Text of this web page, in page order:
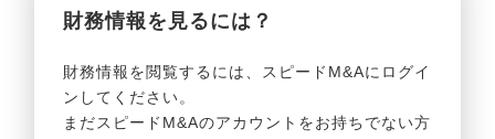
財務情報を見るには？
財務情報を閲覧するには、スピードM&Aにログイ
ンしてください。
まだスピードM&Aのアカウントをお持ちでない方
貸借対照表（B/S）